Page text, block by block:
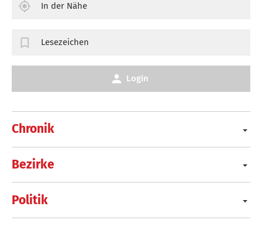
Chronik
Bezirke
Politik
In der Nähe
Lesezeichen
Login